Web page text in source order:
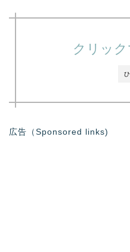
クリッ
広告（Sponsored links)